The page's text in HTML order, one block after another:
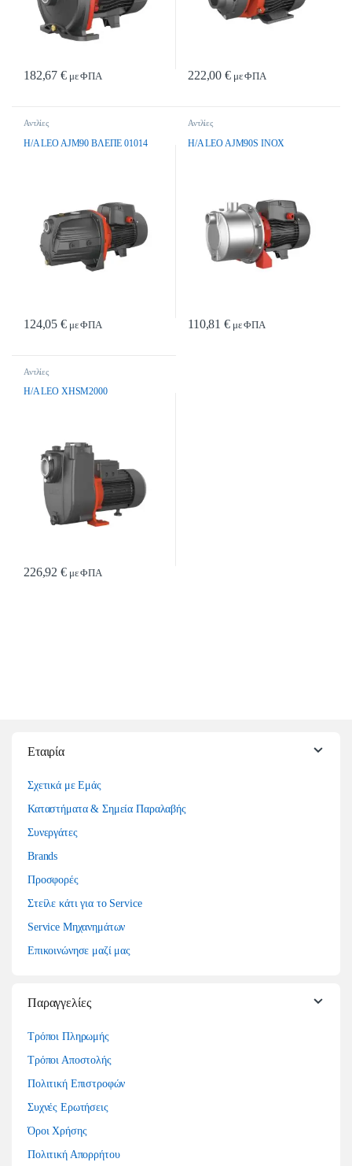
182,67€με ΦΠΑ 222,00€με ΦΠΑ
Αντλίες
H/A LEO AJM90 BΛEΠE 01014
124,05€με ΦΠΑ
Αντλίες
H/A LEO AJM90S INOX
110,81€με ΦΠΑ
Αντλίες
H/A LEO XHSM2000
226,92€με ΦΠΑ
Εταιρία
Σχετικά με Εμάς
Καταστήματα & Σημεία Παραλαβής
Συνεργάτες
Brands
Προσφορές
Στείλε κάτι για το Service
Service Μηχανημάτων
Επικοινώνησε μαζί μας
Παραγγελίες
Τρόποι Πληρωμής
Τρόποι Αποστολής
Πολιτική Επιστροφών
Συχνές Ερωτήσεις
Όροι Χρήσης
Πολιτική Απορρήτου